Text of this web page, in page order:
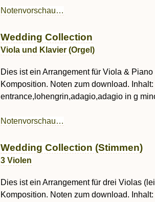
Notenvorschau…
Wedding Collection
Viola und Klavier (Orgel)
Dies ist ein Arrangement für Viola &
Komposition. Noten zum download.
entrance,lohengrin,adagio,adagio in g
Notenvorschau…
Wedding Collection (Stimmen)
3 Violen
Dies ist ein Arrangement für drei Violas
Komposition. Noten zum download.